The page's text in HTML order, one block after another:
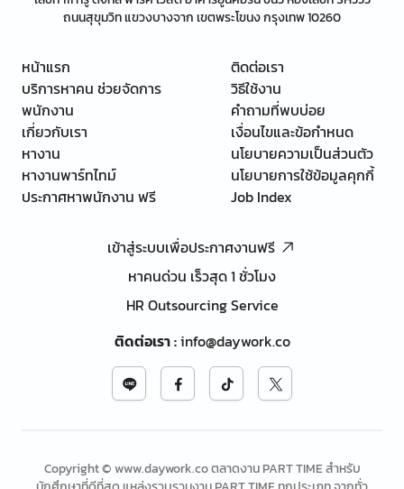
ถนนสุขุมวิท แขวงบางจาก เขตพระโขนง กรุงเทพ 10260
หน้าแรก
บริการหาคน ช่วยจัดการ
พนักงาน
เกี่ยวกับเรา
หางาน
หางานพาร์ทไทม์
ประกาศหาพนักงาน ฟรี
ติดต่อเรา
วิธีใช้งาน
คำถามที่พบบ่อย
เงื่อนไขและข้อกำหนด
นโยบายความเป็นส่วนตัว
นโยบายการใช้ข้อมูลคุกกี้
Job Index
เข้าสู่ระบบเพื่อประกาศงานฟรี
หาคนด่วน เร็วสุด 1 ชั่วโมง
HR Outsourcing Service
ติดต่อเรา:info@daywork.co
Copyright © www.daywork.co ตลาดงาน PART TIME สำหรับ